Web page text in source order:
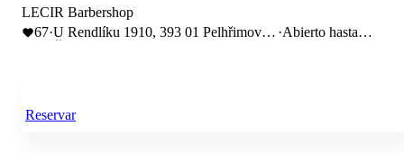
LECIR Barbershop
67·U Rendlíku 1910, 393 01 Pelhřimov,
·Abierto hasta
Reservar